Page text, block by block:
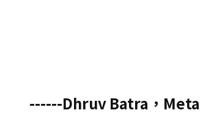
------Dhruv Batra，Meta